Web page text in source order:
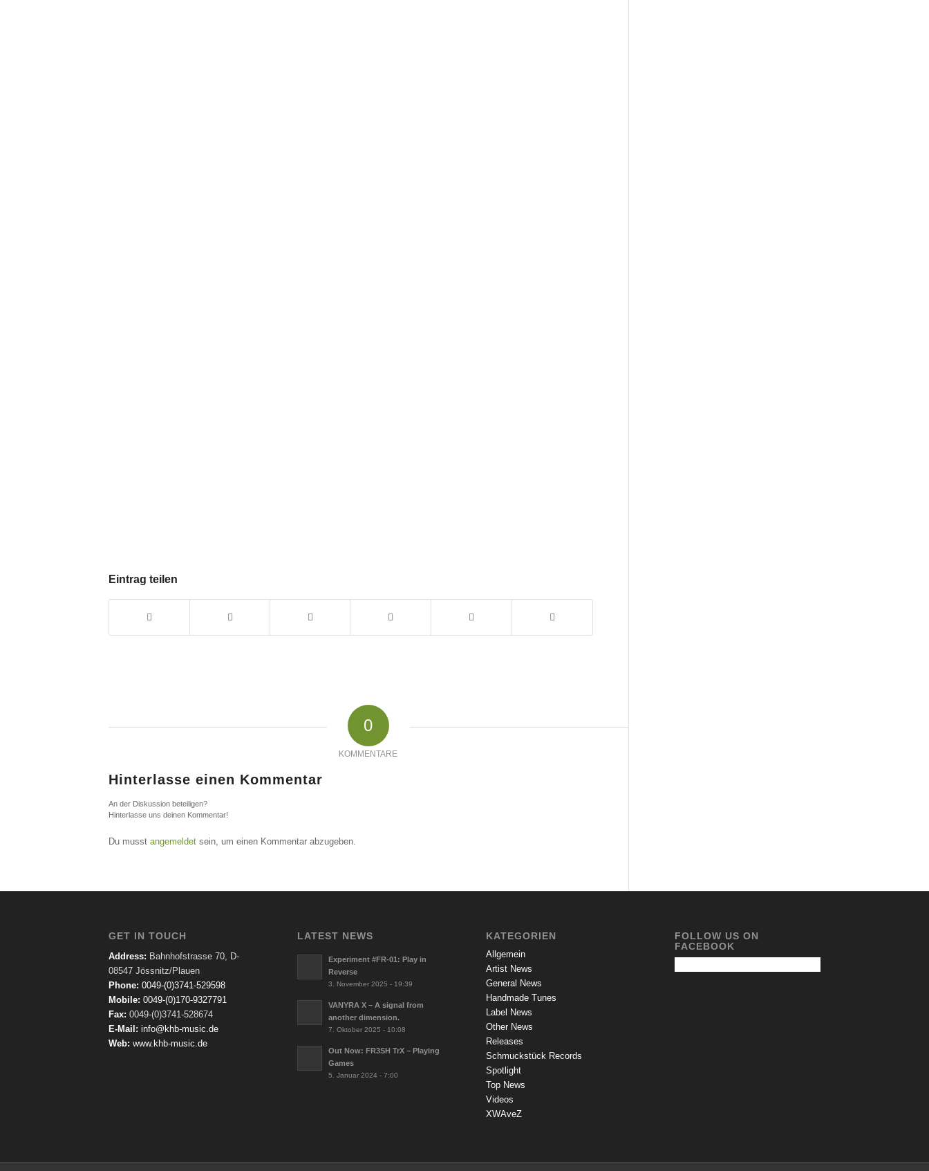
Eintrag teilen
0
KOMMENTARE
Hinterlasse einen Kommentar
An der Diskussion beteiligen?
Hinterlasse uns deinen Kommentar!
Du musst angemeldet sein, um einen Kommentar abzugeben.
GET IN TOUCH
Address: Bahnhofstrasse 70, D-
08547 Jössnitz/Plauen
Phone: 0049-(0)3741-529598
Mobile: 0049-(0)170-9327791
Fax: 0049-(0)3741-528674
E-Mail: info@khb-music.de
Web: www.khb-music.de
LATEST NEWS
Experiment #FR-01: Play in
Reverse
3. November 2025 - 19:39
VANYRA X – A signal from
another dimension.
7. Oktober 2025 - 10:08
Out Now: FR3SH TrX – Playing
Games
5. Januar 2024 - 7:00
KATEGORIEN
Allgemein
Artist News
General News
Handmade Tunes
Label News
Other News
Releases
Schmuckstück Records
Spotlight
Top News
Videos
XWAveZ
FOLLOW US ON
FACEBOOK